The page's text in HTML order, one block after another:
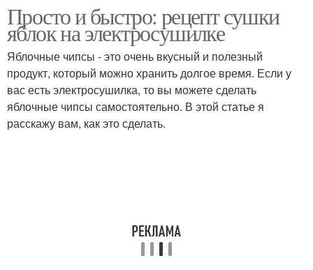
Просто и быстро: рецепт сушки
яблок на электросушилке
Яблочные чипсы - это очень вкусный и полезный
продукт, который можно хранить долгое время. Если у
вас есть электросушилка, то вы можете сделать
яблочные чипсы самостоятельно. В этой статье я
расскажу вам, как это сделать.